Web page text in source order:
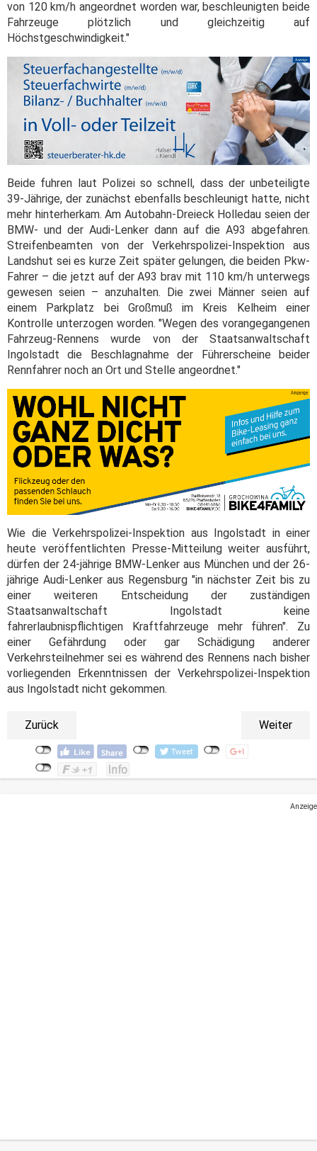
von 120 km/h angeordnet worden war, beschleunigten beide
Fahrzeuge plötzlich und gleichzeitig auf
Höchstgeschwindigkeit."
Beide fuhren laut Polizei so schnell, dass der unbeteiligte
39-Jährige, der zunächst ebenfalls beschleunigt hatte, nicht
mehr hinterherkam. Am Autobahn-Dreieck Holledau seien der
BMW- und der Audi-Lenker dann auf die A93 abgefahren.
Streifenbeamten von der Verkehrspolizei-Inspektion aus
Landshut sei es kurze Zeit später gelungen, die beiden Pkw-
Fahrer – die jetzt auf der A93 brav mit 110 km/h unterwegs
gewesen seien – anzuhalten. Die zwei Männer seien auf
einem Parkplatz bei Großmuß im Kreis Kelheim einer
Kontrolle unterzogen worden. "Wegen des vorangegangenen
Fahrzeug-Rennens wurde von der Staatsanwaltschaft
Ingolstadt die Beschlagnahme der Führerscheine beider
Rennfahrer noch an Ort und Stelle angeordnet."
Wie die Verkehrspolizei-Inspektion aus Ingolstadt in einer
heute veröffentlichten Presse-Mitteilung weiter ausführt,
dürfen der 24-jährige BMW-Lenker aus München und der 26-
jährige Audi-Lenker aus Regensburg "in nächster Zeit bis zu
einer weiteren Entscheidung der zuständigen
Staatsanwaltschaft Ingolstadt keine
fahrerlaubnispflichtigen Kraftfahrzeuge mehr führen". Zu
einer Gefährdung oder gar Schädigung anderer
Verkehrsteilnehmer sei es während des Rennens nach bisher
vorliegenden Erkenntnissen der Verkehrspolizei-Inspektion
aus Ingolstadt nicht gekommen.
Zurück Weiter
Anzeige